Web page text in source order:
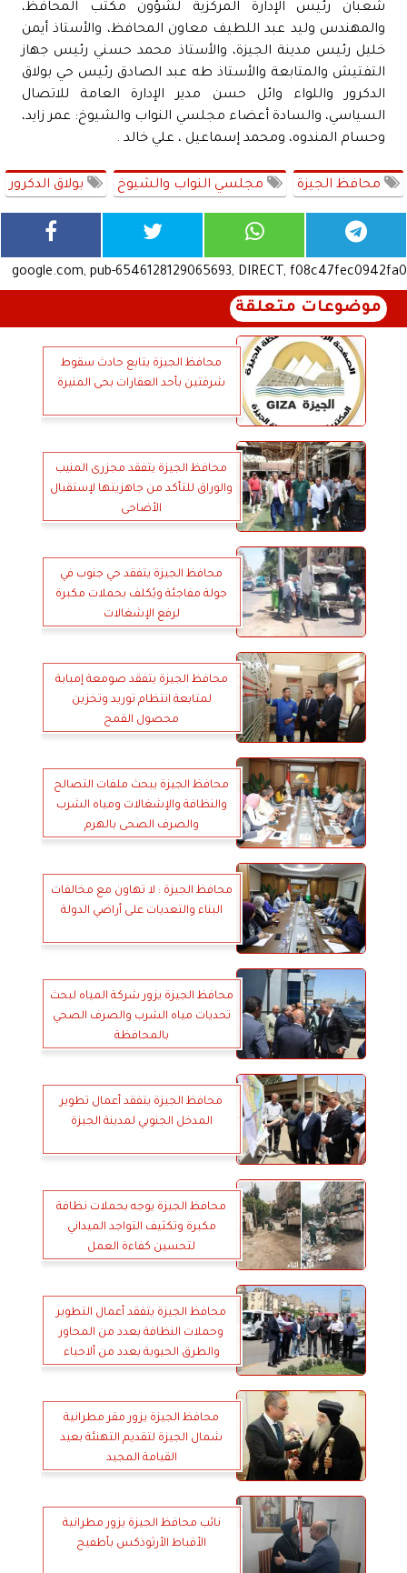
شعبان رئيس الإدارة المركزية لشؤون مكتب المحافظ،
والمهندس وليد عبد اللطيف معاون المحافظ، والأستاذ أيمن
خليل رئيس مدينة الجيزة، والأستاذ محمد حسني رئيس جهاز
التفتيش والمتابعة والأستاذ طه عبد الصادق رئيس حي بولاق
الدكرور واللواء وائل حسن مدير الإدارة العامة للاتصال
السياسي، والسادة أعضاء مجلسي النواب والشيوخ: عمر زايد،
وحسام المندوه، ومحمد إسماعيل ، علي خالد .
محافظ الجيزة مجلسي النواب والشيوخ بولاق الدكرور
google.com, pub-6546128129065693, DIRECT, f08c47fec0942fa0
موضوعات متعلقة
محافظ الجيزة يتابع حادث سقوط
شرفتين بأحد العقارات بحى المنيرة
محافظ الجيزة يتفقد مجزرى المنيب
والوراق للتأكد من جاهزيتها لإستقبال
الأضاحى
محافظ الجيزة يتفقد حي جنوب في
جولة مفاجئة ويُكلف بحملات مكبرة
لرفع الإشغالات
محافظ الجيزة يتفقد صومعة إمبابة
لمتابعة انتظام توريد وتخزين
محصول القمح
محافظ الجيزة يبحث ملفات التصالح
والنظافة والإشغالات ومياه الشرب
والصرف الصحى بالهرم
محافظ الجيزة : لا تهاون مع مخالفات
البناء والتعديات على أراضي الدولة
محافظ الجيزة يزور شركة المياه لبحث
تحديات مياه الشرب والصرف الصحي
بالمحافظة
محافظ الجيزة يتفقد أعمال تطوير
المدخل الجنوبي لمدينة الجيزة
محافظ الجيزة يوجه بحملات نظافة
مكبرة وتكثيف التواجد الميداني
لتحسين كفاءة العمل
محافظ الجيزة يتفقد أعمال التطوير
وحملات النظافة بعدد من المحاور
والطرق الحيوية بعدد من ألاحياء
محافظ الجيزة يزور مقر مطرانية
شمال الجيزة لتقديم التهنئة بعيد
القيامة المجيد
نائب محافظ الجيزة يزور مطرانية
الأقباط الأرثوذكس بأطفيح